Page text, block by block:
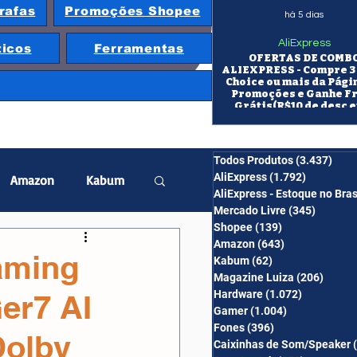
Promoções Shopee
Ferramentas
OFERTAS DE
ALIEXPRESS - Compre
Choice ou mais da
Promoções e Ganhe
Grátis(R$10 de desc
AliExpress
há 5 dias
Amazon Kabum
Projetor
Banggood
AI
Todos Produtos(3.437)
AliExpress(1.792)
AliExpress - Estoque no
Mercado Livre(345)
Shopee(139)
Amazon(643)
Kabum(62)
Magazine Luiza (206)
Hardware(1.072)
Gamer(1.004)
Fones(396)
Caixinhas de Som/Speaker